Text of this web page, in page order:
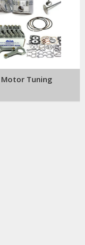
Motor Tuning